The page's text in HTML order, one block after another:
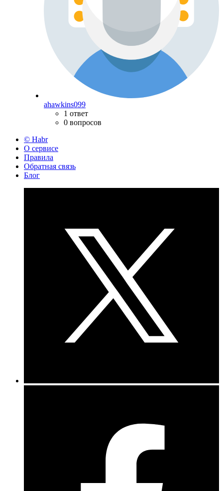
ahawkins099
1 ответ
0 вопросов
© Habr
О сервисе
Правила
Обратная связь
Блог